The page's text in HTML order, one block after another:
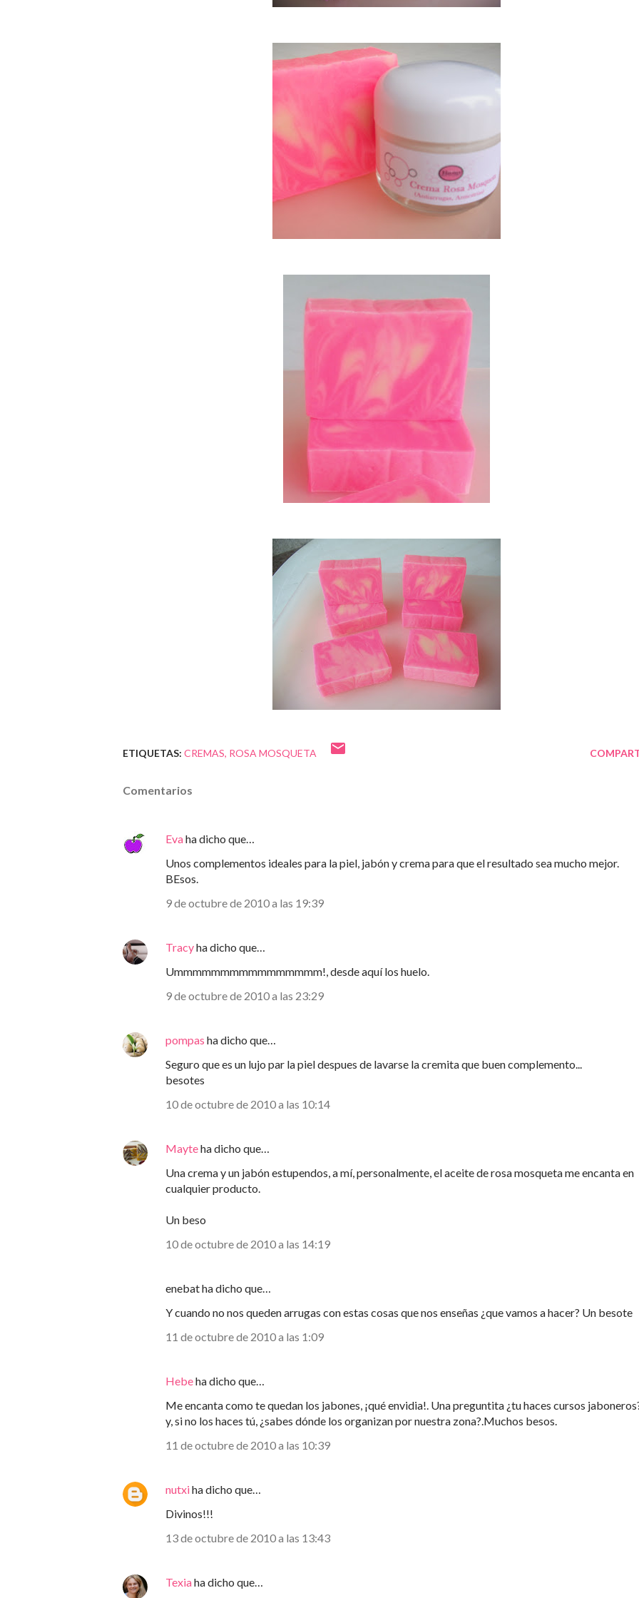
ETIQUETAS: CREMAS ROSA MOSQUETA
Comentarios
Evaha dicho que…
Unos complementos ideales para la piel, jabón y crema para que el resultado sea mucho mejor.
BEsos.
9 de octubre de 2010 a las 19:39
Tracyha dicho que…
Ummmmmmmmmmmmmmmm!, desde aquí los huelo.
9 de octubre de 2010 a las 23:29
pompas ha dicho que…
Seguro que es un lujo par la piel despues de lavarse la cremita que buen complemento...
besotes
10 de octubre de 2010 a las 10:14
Mayteha dicho que…
Una crema y un jabón estupendos, a mí, personalmente, el aceite de rosa mosqueta me encanta en
cualquier producto.
Un beso
10 de octubre de 2010 a las 14:19
enebat ha dicho que…
Y cuando no nos queden arrugas con estas cosas que nos enseñas ¿que vamos a hacer? Un besote
11 de octubre de 2010 a las 1:09
Hebeha dicho que…
Me encanta como te quedan los jabones, ¡qué envidia!. Una preguntita ¿tu haces cursos
y, si no los haces tú, ¿sabes dónde los organizan por nuestra zona?.Muchos besos.
11 de octubre de 2010 a las 10:39
nutxiha dicho que…
Divinos!!!
13 de octubre de 2010 a las 13:43
Texiaha dicho que…